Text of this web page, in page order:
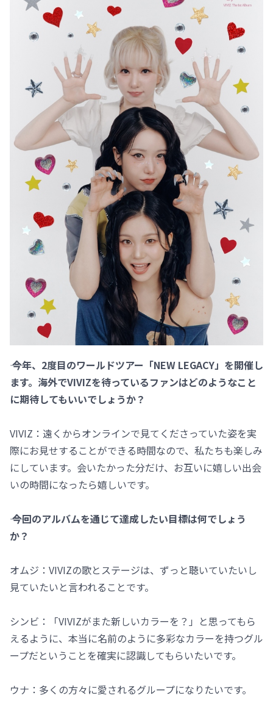
―― 今年、2度目のワールドツアー「NEW LEGACY」を開催し
ます。海外でVIVIZを待っているファンはどのようなこと
に期待してもいいでしょうか？
VIVIZ：遠くからオンラインで見てくださっていた姿を実
際にお見せすることができる時間なので、私たちも楽しみ
にしています。会いたかった分だけ、お互いに嬉しい出会
いの時間になったら嬉しいです。
―― 今回のアルバムを通じて達成したい目標は何でしょう
か？
オムジ：VIVIZの歌とステージは、ずっと聴いていたいし
見ていたいと言われることです。
シンビ：「VIVIZがまた新しいカラーを？」と思ってもら
えるように、本当に名前のように多彩なカラーを持つグル
ープだということを確実に認識してもらいたいです。
ウナ：多くの方々に愛されるグループになりたいです。